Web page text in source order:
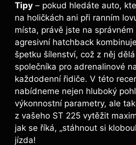
Tipy – pokud hledáte auto,
na holičkách ani při ranním
místa, právě jste na
agresivní hatchback
špetku šílenství, což z něj
společníka pro adrenalinové
každodenní řidiče. V této
nabídneme nejen hluboký
výkonnostní parametry, ale
z vašeho ST 225 vytěžit
jak se říká, „stáhnout si
jízda!